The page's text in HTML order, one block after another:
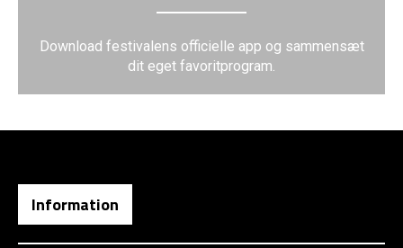
Download festivalens officielle app og sammensæt
dit eget favoritprogram.
Information